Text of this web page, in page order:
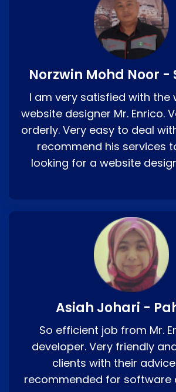
Norzwin Mohd Noor -
I am very satisfied with the
website designer Mr. Enrico.
orderly. Very easy to deal
recommend his services
looking for a website
Asiah Johari -
So efficient job from Mr.
developer. Very friendly
clients with their
recommended for software